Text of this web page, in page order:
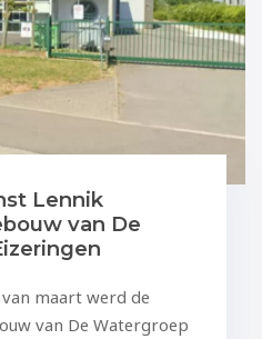
Lennik
van De
maart werd de
van De Watergroep